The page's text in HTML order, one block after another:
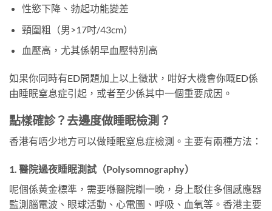
性慾下降、勃起功能變差
頸圍粗（男>17吋/43cm）
血壓高，尤其係朝早血壓特別高
如果你同時有ED問題加上以上徵狀，咁好大機會你嘅ED係
由睡眠窒息症引起，或者至少係其中一個重要成因。
點樣確診？去邊度做睡眠檢測？
香港有唔少地方可以做睡眠窒息症檢測。主要有兩種方法：
1. 醫院過夜睡眠測試（Polysomnography）
呢個係黃金標準，需要喺醫院瞓一晚，身上駁住多個感應器
監測腦電波、眼球活動、心電圖、呼吸、血氧等。香港主要